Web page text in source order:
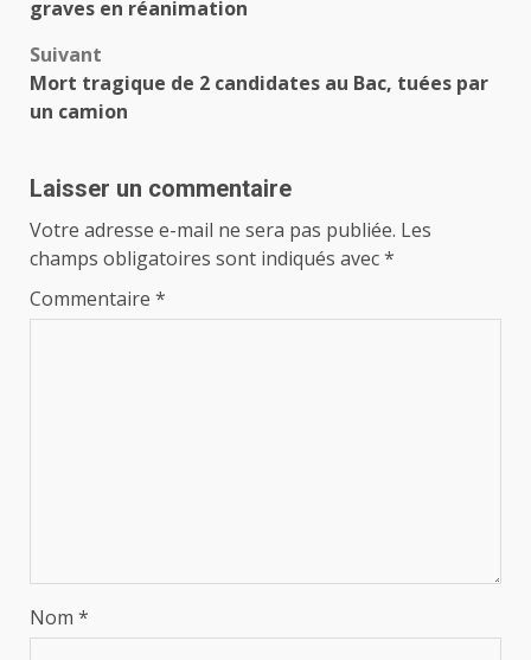
graves en réanimation
Suivant
Mort tragique de 2 candidates au Bac, tuées par
un camion
Laisser un commentaire
Votre adresse e-mail ne sera pas publiée. Les
champs obligatoires sont indiqués avec*
Commentaire *
Nom *